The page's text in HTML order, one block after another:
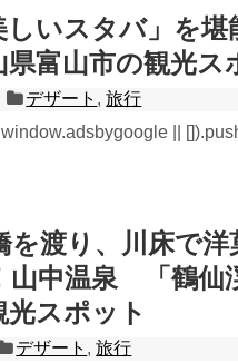
しいスタバ」を
県富山市の観光ス
デザート ,旅行
||
を渡り、川床で
山中温泉 「鶴
光スポット
デザート ,旅行